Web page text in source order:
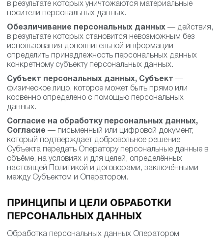
в результате которых уничтожаются материальные
носители персональных данных.
Обезличивание персональных данных — действия,
в результате которых становится невозможным без
использования дополнительной информации
определить принадлежность персональных данных
конкретному субъекту персональных данных.
Субъект персональных данных, Субъект —
физическое лицо, которое может быть прямо или
косвенно определено с помощью персональных
данных.
Согласие на обработку персональных данных,
Согласие — письменный или цифровой документ,
который подтверждает добровольное решение
Субъекта передать Оператору персональные данные в
объёме, на условиях и для целей, определённых
настоящей Политикой и договорами, заключёнными
между Субъектом и Оператором.
ПРИНЦИПЫ И ЦЕЛИ ОБРАБОТКИ
ПЕРСОНАЛЬНЫХ ДАННЫХ
Обработка персональных данных Оператором